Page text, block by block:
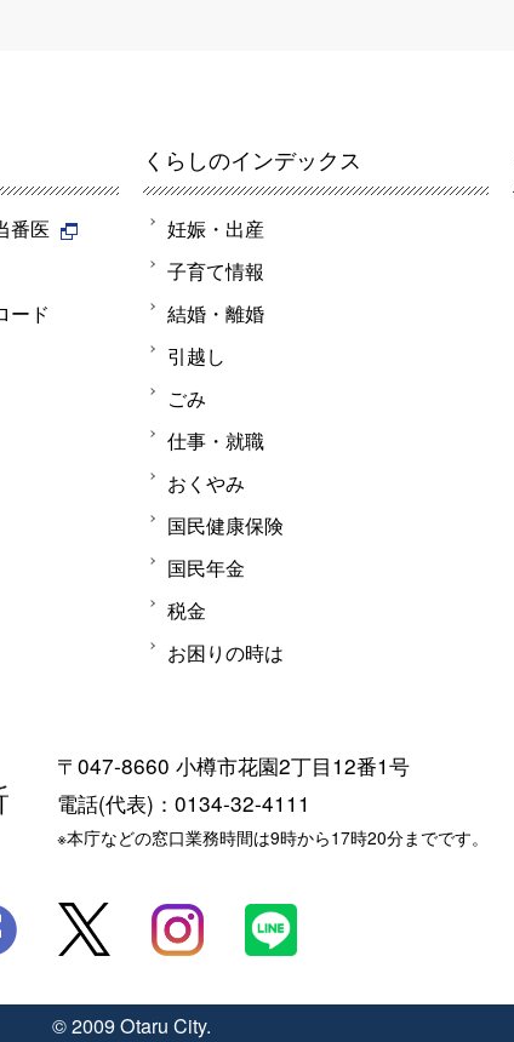
番医
ード
くらしのインデックス
妊娠・出産
子育て情報
結婚・離婚
引越し
ごみ
仕事・就職
おくやみ
国民健康保険
国民年金
税金
お困りの時は
〒047-8660 小樽市花園2丁目12番1号
電話(代表)：0134-32-4111
※本庁などの窓口業務時間は9時から17時20分までです。
© 2009 Otaru City.